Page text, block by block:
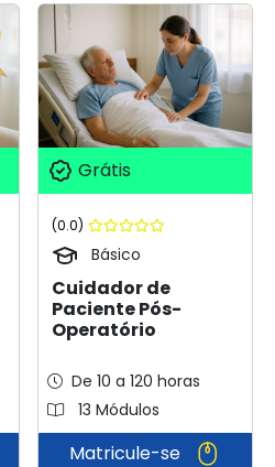
Grátis
(0.0)
Básico
Cuidador de
Paciente Pós-
Operatório
De 10 a 120 horas
13 Módulos
Matricule-se